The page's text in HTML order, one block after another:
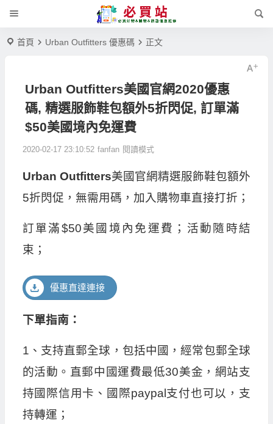
首頁 Urban Outfitters 優惠碼 正文
Urban Outfitters美國官網2020優惠
碼, 精選服飾鞋包額外5折閃促, 訂單滿
$50美國境內免運費
2020-02-17 23:10:52 fanfan 閱讀模式
Urban Outfitters美國官網精選服飾鞋包額外
5折閃促，無需用碼，加入購物車直接打折；
訂單滿$50美國境內免運費；活動隨時結
束；
優惠直達連接
下單指南：
1、支持直郵全球，包括中國，經常包郵全球
的活動。直郵中國運費最低30美金，網站支
持國際信用卡、國際paypal支付也可以，支
持轉運；